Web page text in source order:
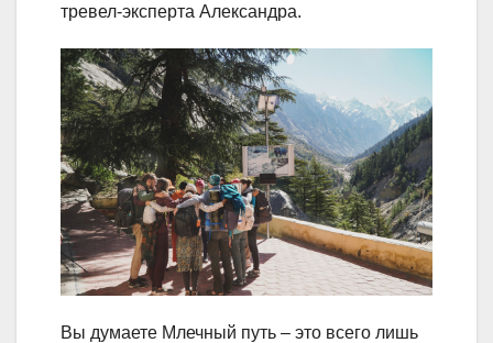
тревел-эксперта Александра.
Вы думаете Млечный путь – это всего лишь